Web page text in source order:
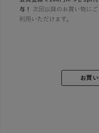
与！
次回以降のお買い物にご
利用いただけます。
お買